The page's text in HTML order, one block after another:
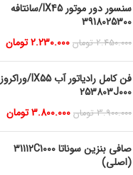
سنسور دور موتور IX45/سانتافه
3918025300
2.450.000 تومان 2.230.000تومان
فن کامل رادیاتور آب IX55/وراکروز
253803J000
3.900.000 تومان 3.800.000تومان
صافی بنزین سوناتا 31112C1000
(اصلی)